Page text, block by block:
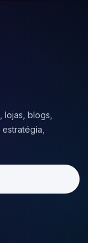
lojas, blogs,